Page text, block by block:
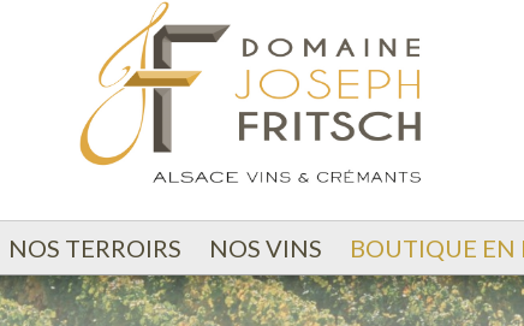
NOS TERROIRS NOS VINS BOUTIQUE EN